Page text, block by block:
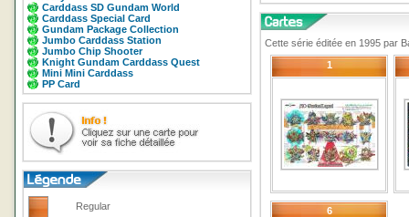
Carddass SD Gundam World
Carddass Special Card
Gundam Package Collection
Jumbo Carddass Station
Jumbo Chip Shooter
Knight Gundam Carddass Quest
Mini Mini Carddass
PP Card
Regular
Cette série éditée en 1995 par
1
6